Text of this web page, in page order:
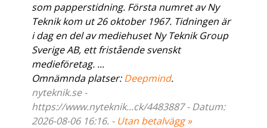
som papperstidning. Första numret av Ny
Teknik kom ut 26 oktober 1967. Tidningen är
i dag en del av mediehuset Ny Teknik Group
Sverige AB, ett fristående svenskt
medieföretag. ...
Omnämnda platser:Deepmind.
nyteknik.se -
https://www.nyteknik...ck/4483887 - Datum:
2026-08-06 16:16. - Utan betalvägg »